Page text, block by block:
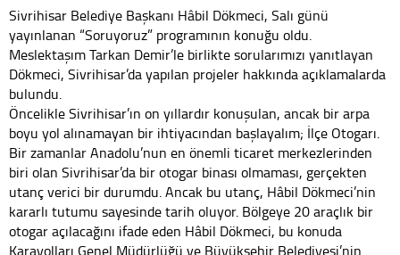
Sivrihisar Belediye Başkanı Hâbil Dökmeci, Salı günü
yayınlanan “Soruyoruz” programının konuğu oldu.
Meslektaşım Tarkan Demir’le birlikte sorularımızı yanıtlayan
Dökmeci, Sivrihisar’da yapılan projeler hakkında açıklamalarda
bulundu.
Öncelikle Sivrihisar’ın on yıllardır konuşulan, ancak bir arpa
boyu yol alınamayan bir ihtiyacından başlayalım; İlçe Otogarı.
Bir zamanlar Anadolu’nun en önemli ticaret merkezlerinden
biri olan Sivrihisar’da bir otogar binası olmaması, gerçekten
utanç verici bir durumdu. Ancak bu utanç, Hâbil Dökmeci’nin
kararlı tutumu sayesinde tarih oluyor. Bölgeye 20 araçlık bir
otogar açılacağını ifade eden Hâbil Dökmeci, bu konuda
Karayolları Genel Müdürlüğü ve Büyükşehir Belediyesi’nin